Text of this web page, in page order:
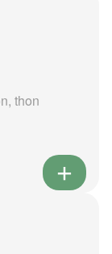
thon